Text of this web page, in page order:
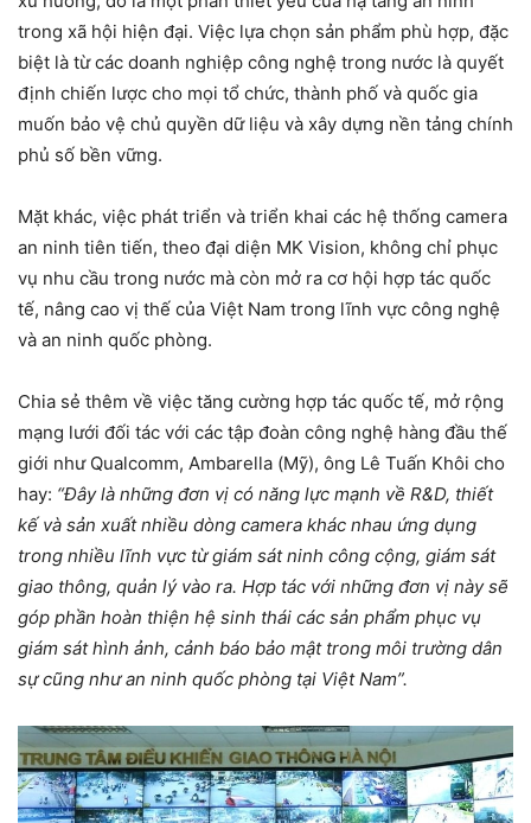
trong xã hội hiện đại. Việc lựa chọn sản phẩm phù hợp, đặc
biệt là từ các doanh nghiệp công nghệ trong nước là quyết
định chiến lược cho mọi tổ chức, thành phố và quốc gia
muốn bảo vệ chủ quyền dữ liệu và xây dựng nền tảng chính
phủ số bền vững.
Mặt khác, việc phát triển và triển khai các hệ thống camera
an ninh tiên tiến, theo đại diện MK Vision, không chỉ phục
vụ nhu cầu trong nước mà còn mở ra cơ hội hợp tác quốc
tế, nâng cao vị thế của Việt Nam trong lĩnh vực công nghệ
và an ninh quốc phòng.
Chia sẻ thêm về việc tăng cường hợp tác quốc tế, mở rộng
mạng lưới đối tác với các tập đoàn công nghệ hàng đầu thế
giới như Qualcomm, Ambarella (Mỹ), ông Lê Tuấn Khôi cho
hay: “Đây là những đơn vị có năng lực mạnh về R&D, thiết
kế và sản xuất nhiều dòng camera khác nhau ứng dụng
trong nhiều lĩnh vực từ giám sát ninh công cộng, giám sát
giao thông, quản lý vào ra. Hợp tác với những đơn vị này sẽ
góp phần hoàn thiện hệ sinh thái các sản phẩm phục vụ
giám sát hình ảnh, cảnh báo bảo mật trong môi trường dân
sự cũng như an ninh quốc phòng tại Việt Nam”.